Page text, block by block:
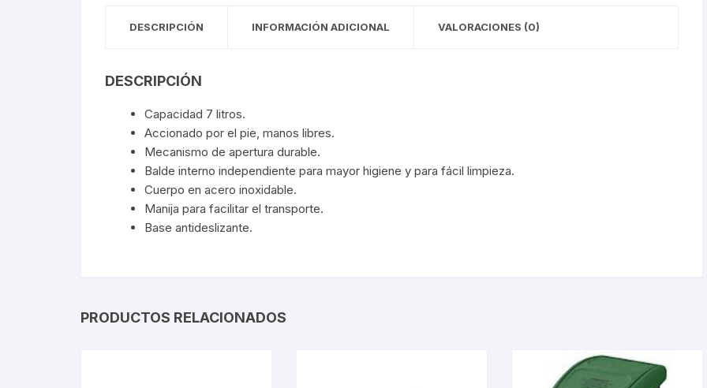
DESCRIPCIÓN INFORMACIÓN ADICIONAL VALORACIONES (0)
DESCRIPCIÓN
Capacidad 7 litros.
Accionado por el pie, manos libres.
Mecanismo de apertura durable.
Balde interno independiente para mayor higiene y para fácil limpieza.
Cuerpo en acero inoxidable.
Manija para facilitar el transporte.
Base antideslizante.
PRODUCTOS RELACIONADOS